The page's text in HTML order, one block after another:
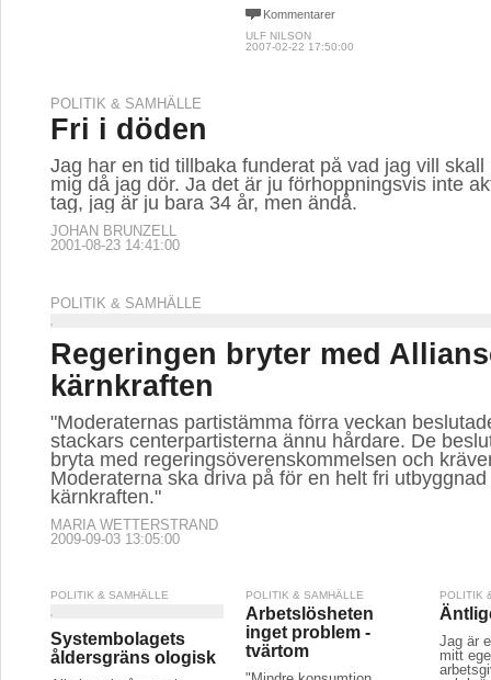
Kommentarer
ULF NILSON
2007-02-22 17:50:00
POLITIK & SAMHÄLLE
Fri i döden
Jag har en tid tillbaka funderat på vad jag vill skall
mig då jag dör. Ja det är ju förhoppningsvis inte
tag, jag är ju bara 34 år, men ändå.
JOHAN BRUNZELL
2001-08-23 14:41:00
POLITIK & SAMHÄLLE
Regeringen bryter med
kärnkraften
"Moderaternas partistämma förra veckan
stackars centerpartisterna ännu hårdare. De
bryta med regeringsöverenskommelsen och
Moderaterna ska driva på för en helt fri utbyggnad
kärnkraften."
MARIA WETTERSTRAND
2009-09-03 13:05:00
POLITIK & SAMHÄLLE
Systembolagets
åldersgräns ologisk
POLITIK & SAMHÄLLE
Arbetslösheten
inget problem -
tvärtom
POLITIK
Jag är
mitt